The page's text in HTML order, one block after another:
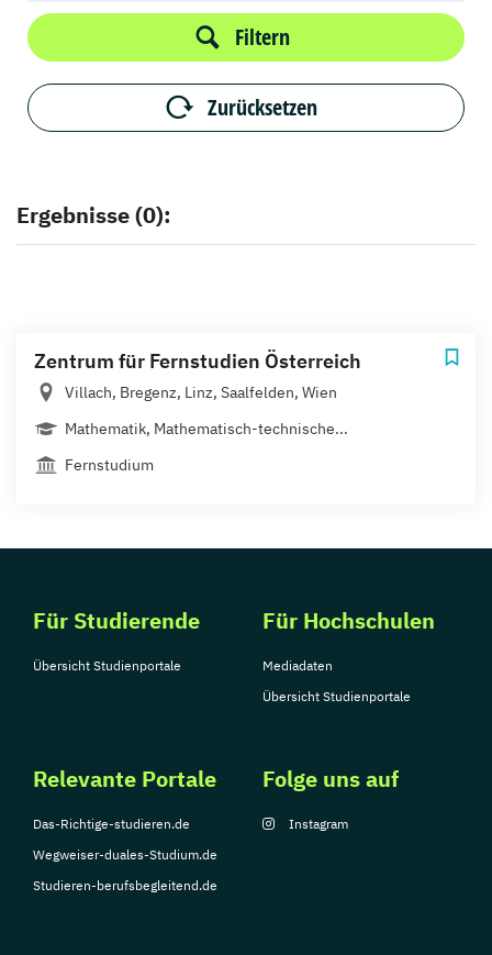
Filtern
Zurücksetzen
Ergebnisse (0):
Zentrum für Fernstudien Österreich
Villach, Bregenz, Linz, Saalfelden, Wien
Mathematik, Mathematisch-technische...
Fernstudium
Für Studierende
Übersicht Studienportale
Für Hochschulen
Mediadaten
Übersicht Studienportale
Relevante Portale
Das-Richtige-studieren.de
Wegweiser-duales-Studium.de
Studieren-berufsbegleitend.de
Folge uns auf
Instagram